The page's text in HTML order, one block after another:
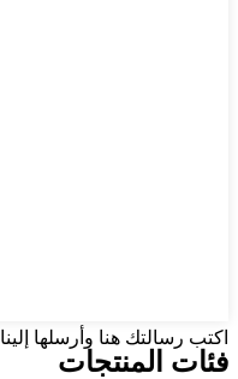
اكتب رسالتك هنا وأرسلها إلينا
فئات المنتجات